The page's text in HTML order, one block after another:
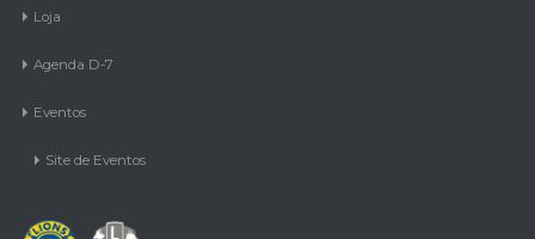
Loja
Agenda D-7
Eventos
Site de Eventos